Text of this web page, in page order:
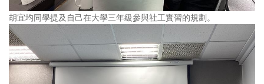
胡宜均同學提及自己在大學三年級參與社工實習的規劃。